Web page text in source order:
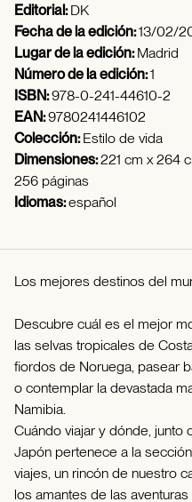
Editorial:DK
Fecha de la edición:13/02/
Lugar de la edición:Madrid
Número de la edición:1
ISBN:978-0-241-44610-2
EAN:9780241446102
Colección:Estilo de vida
Dimensiones:221 cm x 264
256 páginas
Idiomas:español
Los mejores destinos del
Descubre cuál es el mejor
las selvas tropicales de
fiordos de Noruega, pasear
o contemplar la devastada
Namibia.
Cuándo viajar y dónde, junto
Japón pertenece a la
viajes, un rincón de nuestro
los amantes de las